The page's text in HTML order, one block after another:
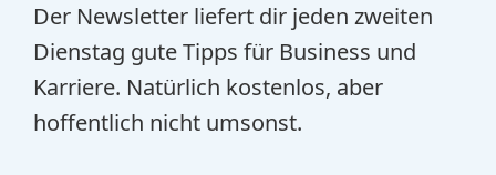
Der Newsletter liefert dir jeden zweiten
Dienstag gute Tipps für Business und
Karriere. Natürlich kostenlos, aber
hoffentlich nicht umsonst.